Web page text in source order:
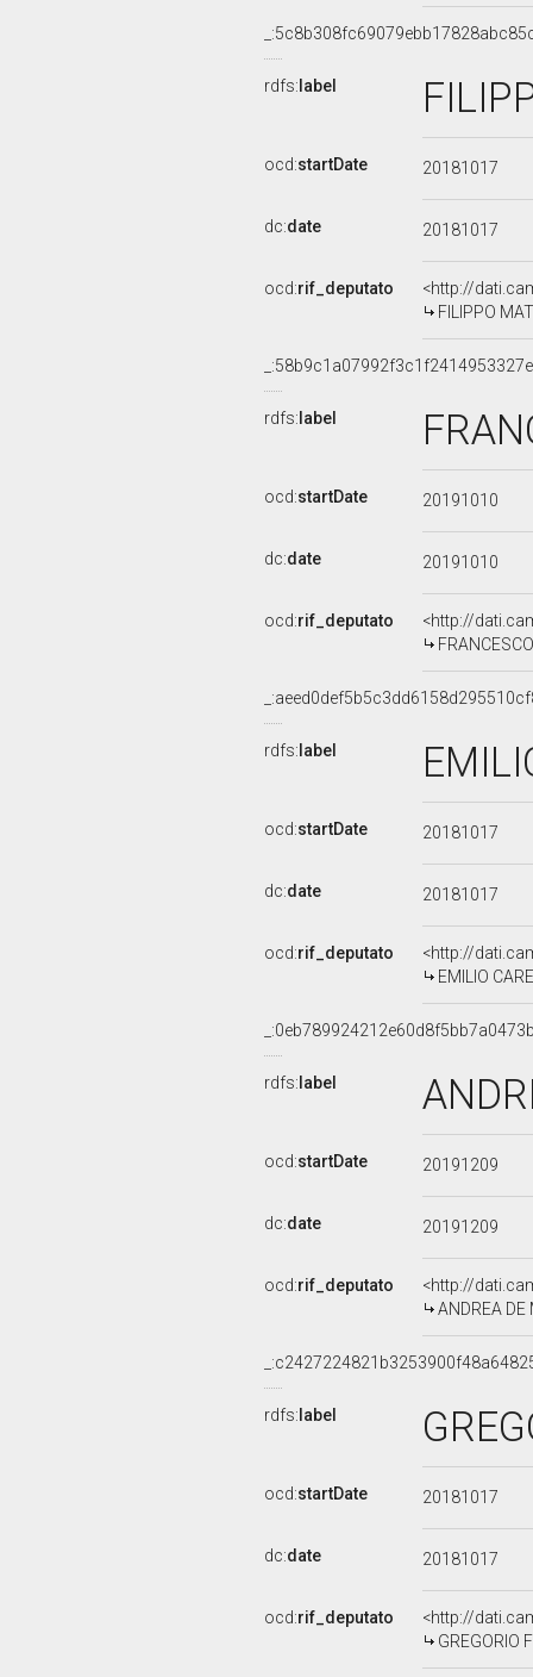
rdfs: label
ocd:startDate 20181017
dc:date 20181017
ocd:rif_deputato
<http://
FILIPPO
rdfs: label
ocd:startDate 20191010
dc:date 20191010
ocd:rif_deputato
<http://
rdfs: label
ocd:startDate 20181017
dc:date 20181017
ocd:rif_deputato
<http://
EMILIO
rdfs: label
ocd:startDate 20191209
dc:date 20191209
ocd:rif_deputato
<http://
ANDREA
rdfs: label
ocd:startDate 20181017
dc:date 20181017
ocd:rif_deputato
<http://
GREGORIO